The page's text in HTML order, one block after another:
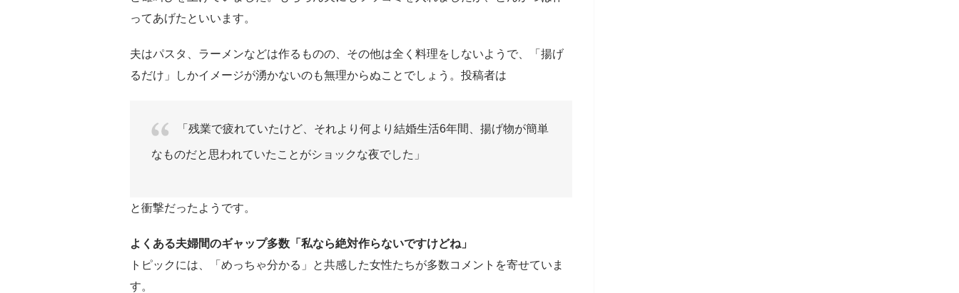
ってあげたといいます。
夫はパスタ、ラーメンなどは作るものの、その他は全く料理をしないようで、「揚げ
るだけ」しかイメージが湧かないのも無理からぬことでしょう。投稿者は
「残業で疲れていたけど、それより何より結婚生活6年間、揚げ物が簡単
なものだと思われていたことがショックな夜でした」
と衝撃だったようです。
よくある夫婦間のギャップ多数「私なら絶対作らないですけどね」
トピックには、「めっちゃ分かる」と共感した女性たちが多数コメントを寄せていま
す。